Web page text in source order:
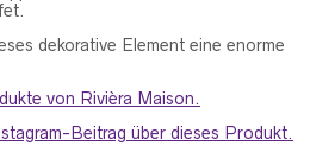
dekorative Element eine enorme
von Rivièra Maison.
Beitrag über dieses Produkt.